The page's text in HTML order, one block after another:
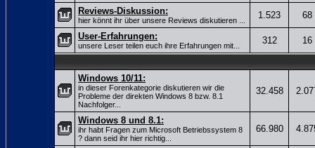
Reviews-Diskussion:
hier könnt ihr über unsere Reviews diskutieren ... 1.523
68
User-Erfahrungen:
unsere Leser teilen euch ihre Erfahrungen mit... 312 16
Windows 10/11:
in dieser Forenkategorie diskutieren wir die
Probleme der direkten Windows 8 bzw. 8.1
Nachfolger...
32.458
Windows 8 und 8.1:
ihr habt Fragen zum Microsoft Betriebssystem 8
? dann seid ihr hier richtig...
66.980